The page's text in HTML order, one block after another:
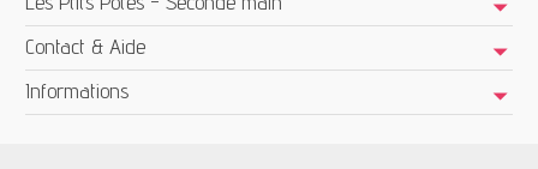
Contact & Aide
Informations